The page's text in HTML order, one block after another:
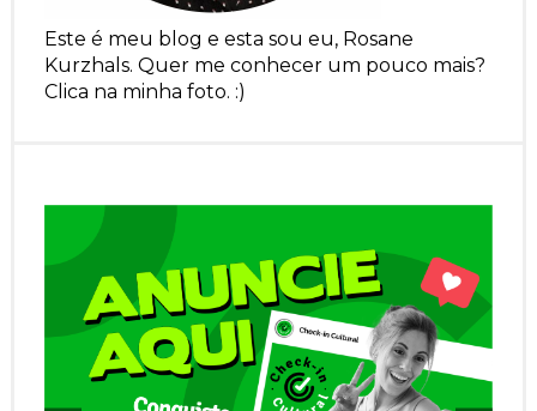
Este é meu blog e esta sou eu, Rosane
Kurzhals. Quer me conhecer um pouco mais?
Clica na minha foto. :)